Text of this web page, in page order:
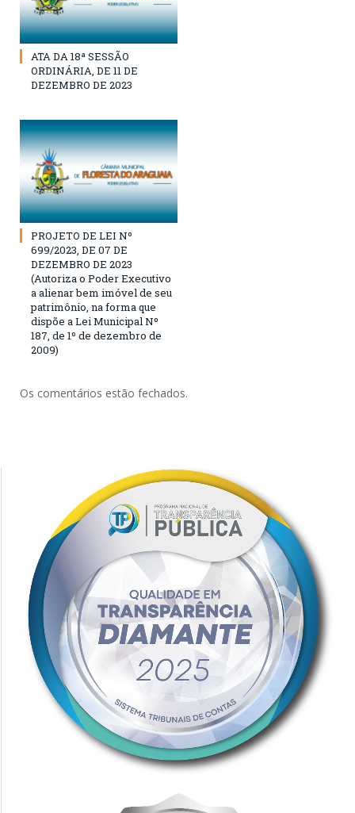
ATA DA 18ª SESSÃO
ORDINÁRIA, DE 11 DE
DEZEMBRO DE 2023
PROJETO DE LEI Nº
699/2023, DE 07 DE
DEZEMBRO DE 2023
(Autoriza o Poder Executivo
a alienar bem imóvel de seu
patrimônio, na forma que
dispõe a Lei Municipal Nº
187, de 1º de dezembro de
2009)
Os comentários estão fechados.